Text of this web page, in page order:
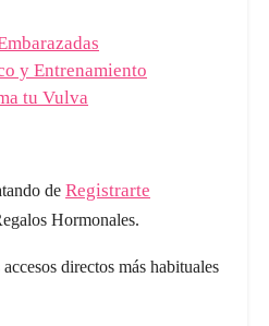
y Entrenamiento
tu Vulva
de Registrarte
Hormonales.
directos más habituales